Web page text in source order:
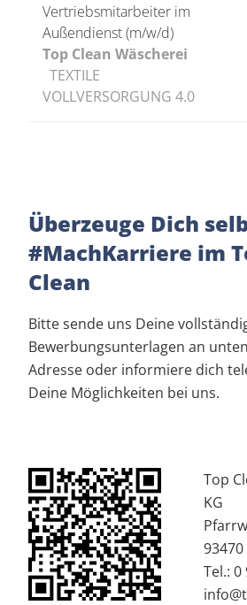
Vertriebsmitarbeiter im
Außendienst (m/w/d)
Top Clean Wäscherei
TEXTILE
VOLLVERSORGUNG 4.0
Überzeuge Dich
#MachKarriere im
Clean
Bitte sende uns Deine
Bewerbungsunterlagen an
Adresse oder informiere dich
Deine Möglichkeiten bei uns.
Top
KG
Tel.: 0